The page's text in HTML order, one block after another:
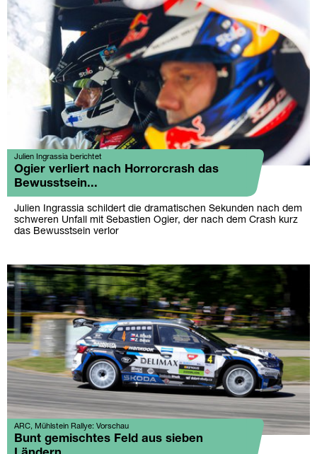
Julien Ingrassia berichtet
Ogier verliert nach Horrorcrash das
Bewusstsein...
Julien Ingrassia schildert die dramatischen Sekunden nach dem
schweren Unfall mit Sebastien Ogier, der nach dem Crash kurz
das Bewusstsein verlor
ARC, Mühlstein Rallye: Vorschau
Bunt gemischtes Feld aus sieben